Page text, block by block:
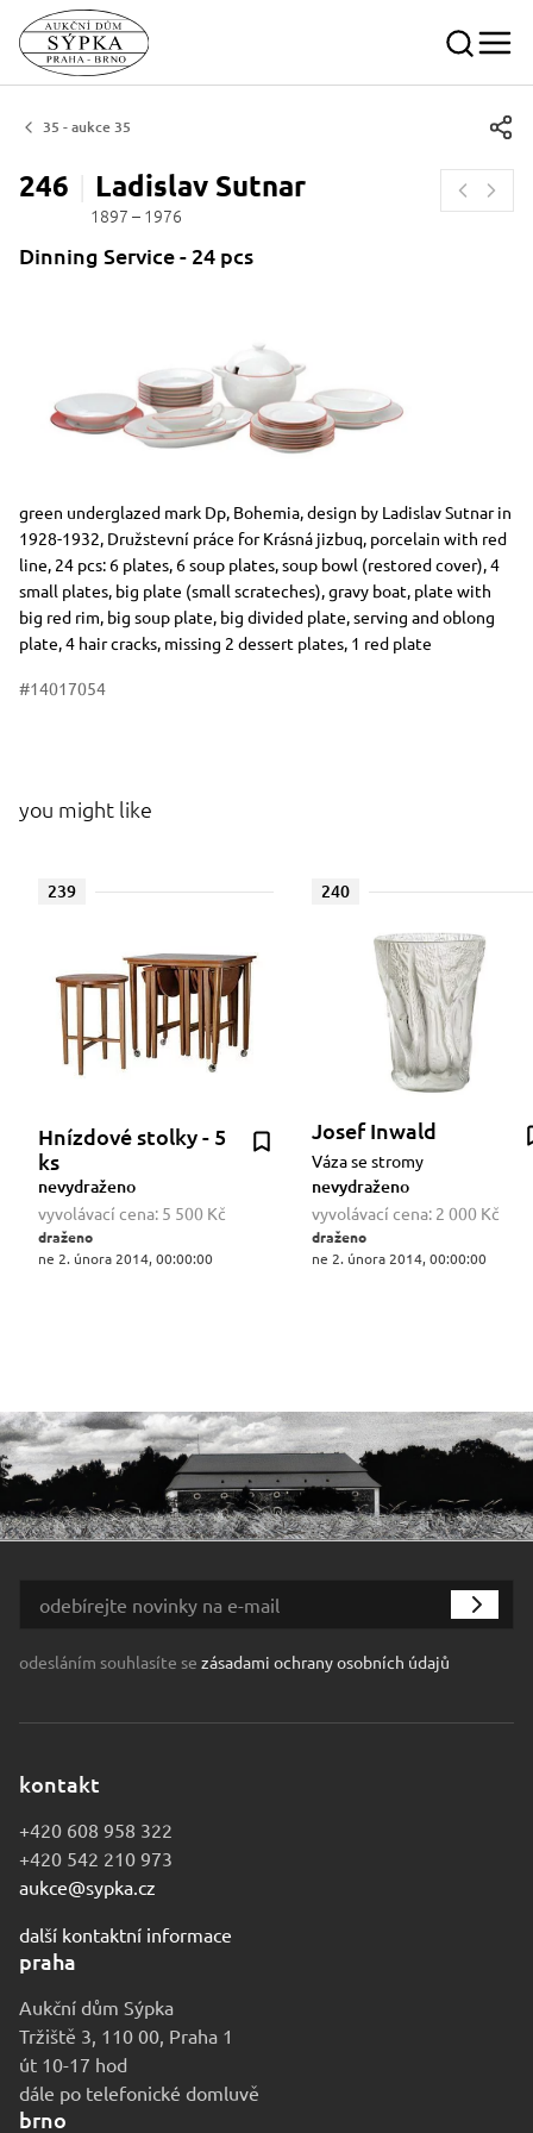
35 - aukce 35
246 Ladislav Sutnar
1897 – 1976
Dinning Service - 24 pcs
Dimensions
Short item description
green underglazed mark Dp, Bohemia, design by Ladislav Sutnar in
1928-1932, Družstevní práce for Krásná jizbuq, porcelain with red
line, 24 pcs: 6 plates, 6 soup plates, soup bowl (restored cover), 4
small plates, big plate (small scrateches), gravy boat, plate with
big red rim, big soup plate, big divided plate, serving and oblong
plate, 4 hair cracks, missing 2 dessert plates, 1 red plate
#14017054
you might like
239
Hnízdové stolky - 5
ks
nevydraženo
vyvolávací cena: 5 500 Kč
draženo
ne 2. února 2014, 00:00:00
240
Josef Inwald
Váza se stromy
nevydraženo
vyvolávací cena: 2 000 Kč
draženo
ne 2. února 2014, 00:00:00
odesláním souhlasíte se zásadami ochrany osobních údajů
kontakt
+420 608 958 322
+420 542 210 973
aukce@sypka.cz
další kontaktní informace
praha
Aukční dům Sýpka
Tržiště 3, 110 00, Praha 1
út 10-17 hod
dále po telefonické domluvě
brno